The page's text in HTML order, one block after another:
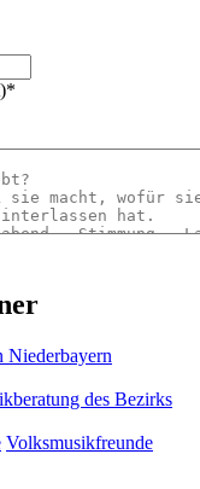
*
Niederbayern
des Bezirks
Volksmusikfreunde